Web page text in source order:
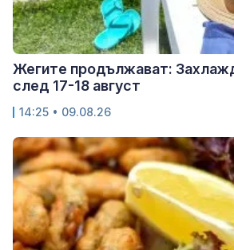
Жегите продължават:
след 17-18 август
14:25 • 09.08.26